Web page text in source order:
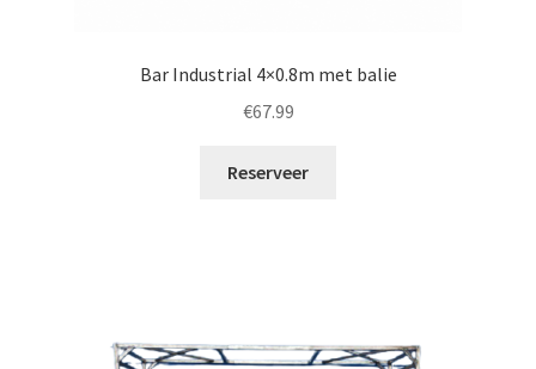
Bar Industrial 4×0.8m met balie
€67.99
Reserveer